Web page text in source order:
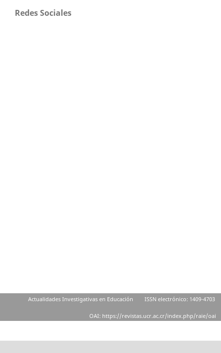
Redes Sociales
Actualidades Investigativas en Educación ISSN electrónico: 1409-4703
OAI: https://revistas.ucr.ac.cr/index.php/raie/oai